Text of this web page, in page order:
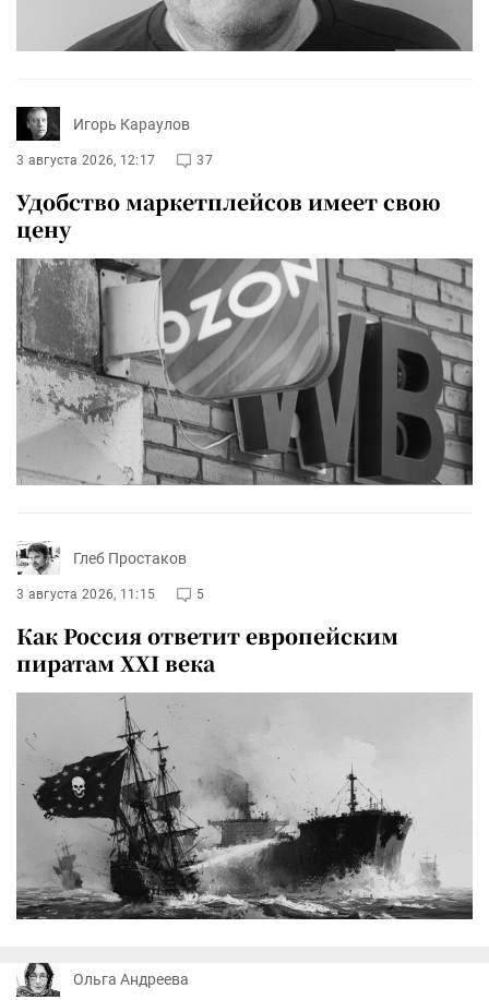
Игорь Караулов
3 августа 2026, 12:17 37
Удобство маркетплейсов имеет свою
цену
Глеб Простаков
3 августа 2026, 11:15 5
Как Россия ответит европейским
пиратам XXI века
Ольга Андреева